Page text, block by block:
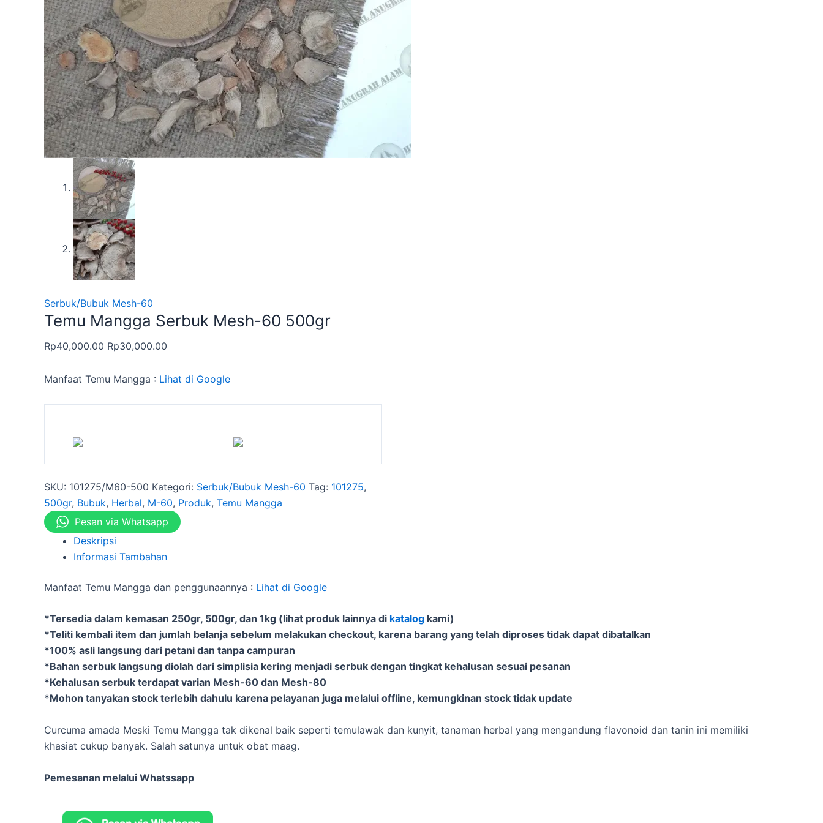
Serbuk/Bubuk Mesh-60
Temu Mangga Serbuk Mesh-60 500gr
Rp40,000.00 Rp30,000.00
Manfaat Temu Mangga : Lihat di Google
SKU: 101275/M60-500 Kategori: Serbuk/Bubuk Mesh-60 Tag: 101275,
500gr, Bubuk, Herbal, M-60, Produk, Temu Mangga
Pesan via Whatsapp
Deskripsi
Informasi Tambahan
Manfaat Temu Mangga dan penggunaannya : Lihat di Google
*Tersedia dalam kemasan 250gr, 500gr, dan 1kg (lihat produk lainnya di katalog kami)
*Teliti kembali item dan jumlah belanja sebelum melakukan checkout, karena barang yang telah diproses tidak dapat dibatalkan
*100% asli langsung dari petani dan tanpa campuran
*Bahan serbuk langsung diolah dari simplisia kering menjadi serbuk dengan tingkat kehalusan sesuai pesanan
*Kehalusan serbuk terdapat varian Mesh-60 dan Mesh-80
*Mohon tanyakan stock terlebih dahulu karena pelayanan juga melalui offline, kemungkinan stock tidak update
Curcuma amada Meski Temu Mangga tak dikenal baik seperti temulawak dan kunyit, tanaman herbal yang mengandung flavonoid dan tanin ini memiliki
khasiat cukup banyak. Salah satunya untuk obat maag.
Pemesanan melalui Whatssapp